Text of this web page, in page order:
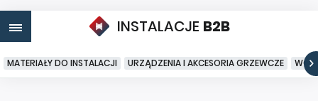
INSTALACJE B2B
MATERIAŁY DO INSTALACJI URZĄDZENIA I AKCESORIA GRZEWCZE